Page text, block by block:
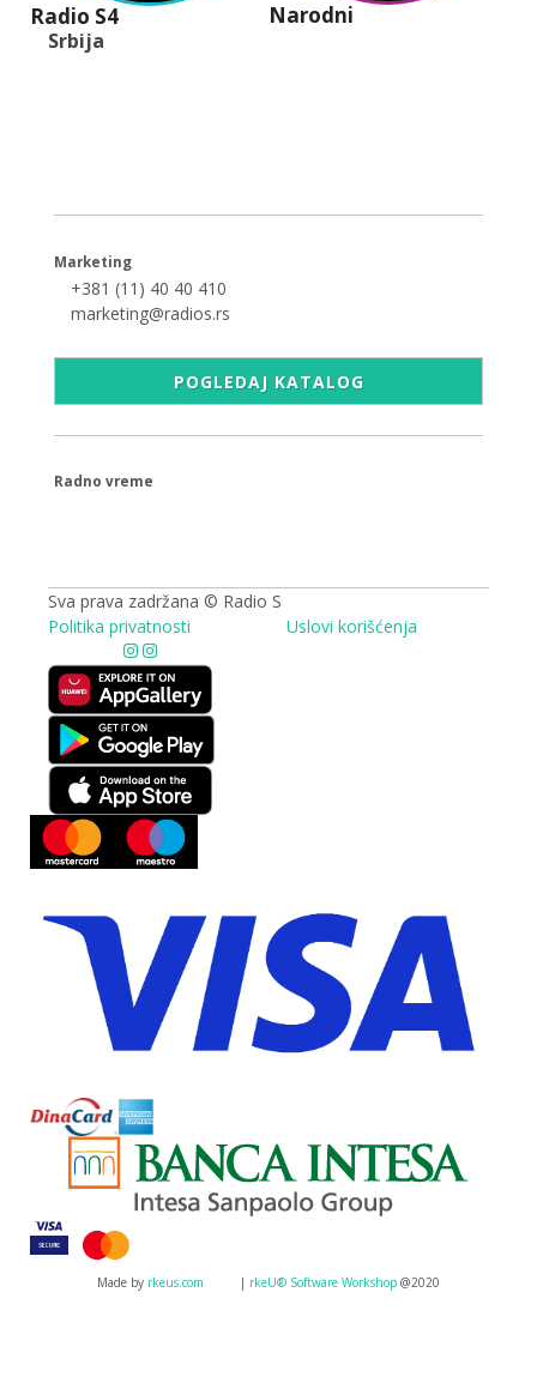
Radio S4 Narodni
Srbija
Marketing
+381 (11) 40 40 410
marketing@radios.rs
POGLEDAJ KATALOG
Radno vreme
Sva prava zadržana © Radio S
Politika privatnosti
Uslovi korišćenja
Made by rkeus.com | rkeU® Software Workshop @2020